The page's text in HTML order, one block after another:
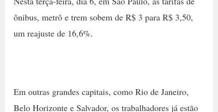
ônibus, metrô e trem sobem de R$ 3 para R$ 3,50,
um reajuste de 16,6%.
Em outras grandes capitais, como Rio de Janeiro,
Belo Horizonte e Salvador, os trabalhadores já estão